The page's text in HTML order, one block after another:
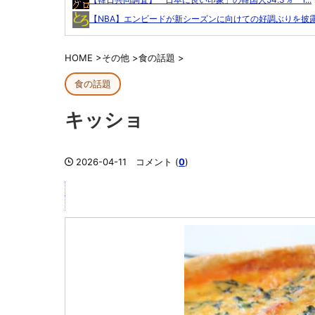
【NBA】エンビードが新シーズンに向けての好調ぶりを披
HOME >その他 >食の話題 >
食の話題
キッショ
2026-04-11 コメント (0)